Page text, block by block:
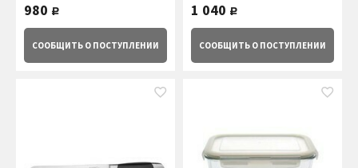
980 руб.
СООБЩИТЬ О ПОСТУПЛЕНИИ
1 040 руб.
СООБЩИТЬ О ПОСТУПЛЕНИИ